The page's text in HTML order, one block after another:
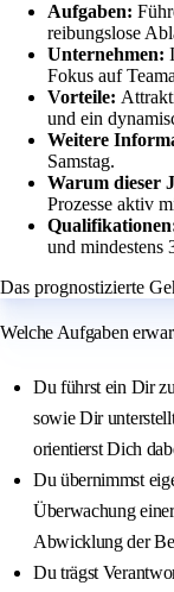
Aufgaben:
reibungslose
Unternehmen:
Fokus auf
Vorteile:
und ein
Weitere
Samstag.
Warum dieser
Prozesse aktiv
und mindestens
Das prognostizierte
Welche Aufgaben
Du führst ein Dir
sowie Dir
orientierst Dich
Du übernimmst
Überwachung
Abwicklung der
Du trägst